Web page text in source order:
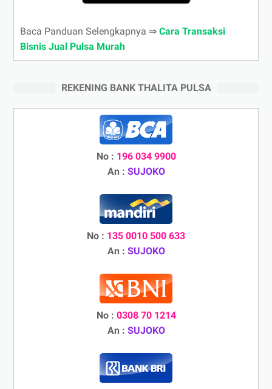
Baca Panduan Selengkapnya ⇒ Cara Transaksi
Bisnis Jual Pulsa Murah
REKENING BANK THALITA PULSA
No : 196 034 9900
An : SUJOKO
No : 135 0010 500 633
An : SUJOKO
No : 0308 70 1214
An : SUJOKO